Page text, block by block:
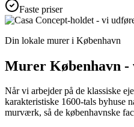
Faste priser
Din lokale murer i København
Murer København -
Når vi arbejder på de klassiske
karakteristiske 1600-tals byhuse
murværk, så de københavnske